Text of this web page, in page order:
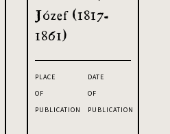
Józef (1817-
1861)
PLACE
OF
PUBLICATION
DATE
OF
PUBLICATION